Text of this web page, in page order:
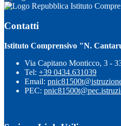
Istituto
Contatti
Istituto Comprensivo "N.
Via Capitano Monticco, 3 -
Tel: +39 0434.631039
Email:
PEC: